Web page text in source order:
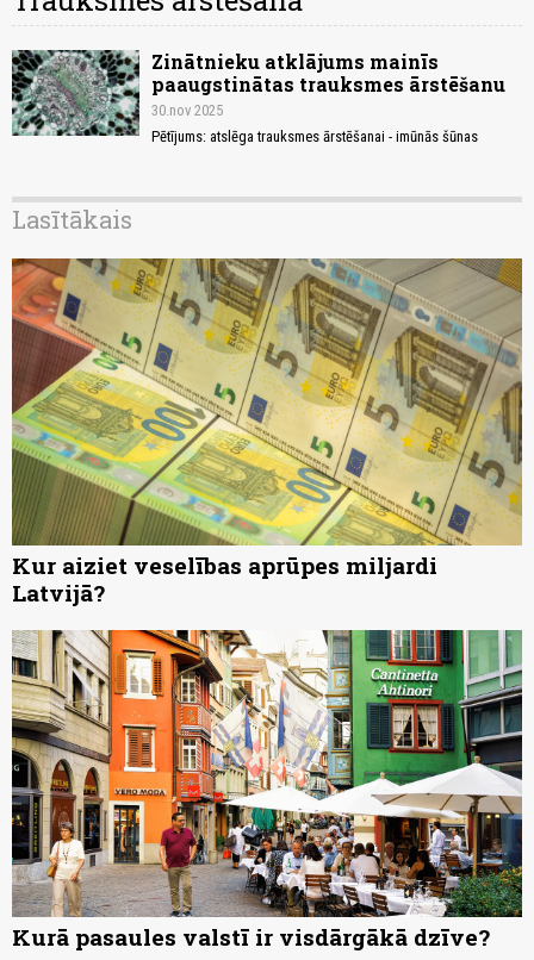
Zinātnieku atklājums mainīs
paaugstinātas trauksmes ārstēšanu
30.nov 2025
Pētījums: atslēga trauksmes ārstēšanai - imūnās šūnas
Lasītākais
Kur aiziet veselības aprūpes miljardi
Latvijā?
Kurā pasaules valstī ir visdārgākā dzīve?